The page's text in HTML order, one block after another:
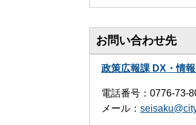
お問い合わせ先
政策広報課 DX・情
電話番号：0776-73-
メール：